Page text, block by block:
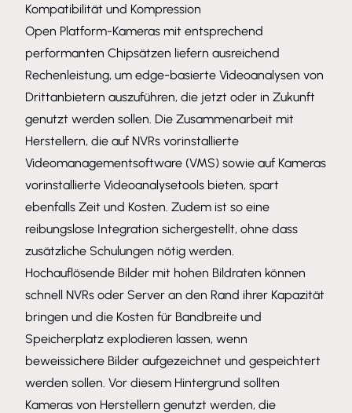
Kompatibilität und Kompression
Open Platform-Kameras mit entsprechend
performanten Chipsätzen liefern ausreichend
Rechenleistung, um edge-basierte Videoanalysen von
Drittanbietern auszuführen, die jetzt oder in Zukunft
genutzt werden sollen. Die Zusammenarbeit mit
Herstellern, die auf NVRs vorinstallierte
Videomanagementsoftware (VMS) sowie auf Kameras
vorinstallierte Videoanalysetools bieten, spart
ebenfalls Zeit und Kosten. Zudem ist so eine
reibungslose Integration sichergestellt, ohne dass
zusätzliche Schulungen nötig werden.
Hochauflösende Bilder mit hohen Bildraten können
schnell NVRs oder Server an den Rand ihrer Kapazität
bringen und die Kosten für Bandbreite und
Speicherplatz explodieren lassen, wenn
beweissichere Bilder aufgezeichnet und gespeichtert
werden sollen. Vor diesem Hintergrund sollten
Kameras von Herstellern genutzt werden, die